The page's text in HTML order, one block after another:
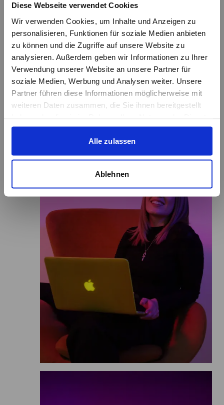
Diese Webseite verwendet Cookies
Wir verwenden Cookies, um Inhalte und Anzeigen zu
personalisieren, Funktionen für soziale Medien anbieten
zu können und die Zugriffe auf unsere Website zu
analysieren. Außerdem geben wir Informationen zu Ihrer
Verwendung unserer Website an unsere Partner für
soziale Medien, Werbung und Analysen weiter. Unsere
Partner führen diese Informationen möglicherweise mit
weiteren Daten zusammen, die Sie ihnen bereitgestellt
gesammelt haben.
Alle zulassen
Ablehnen
Recruiting-Kampagne. Erstes Ziel ist das
Halten der Mitarbeiter.
Markenbotschafter zu entwickeln,
erleichtert die Gewinnung neuer
Mitarbeiter.